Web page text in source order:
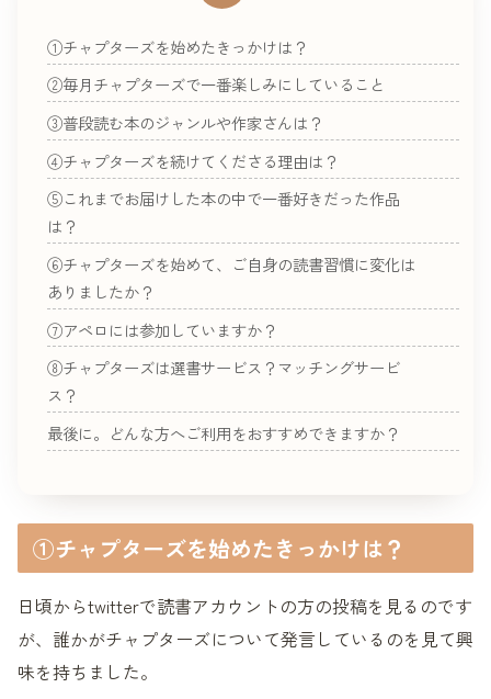
①チャプターズを始めたきっかけは？
②毎月チャプターズで一番楽しみにしていること
③普段読む本のジャンルや作家さんは？
④チャプターズを続けてくださる理由は？
⑤これまでお届けした本の中で一番好きだった作品
は？
⑥チャプターズを始めて、ご自身の読書習慣に変化は
ありましたか？
⑦アペロには参加していますか？
⑧チャプターズは選書サービス？マッチングサービ
ス？
最後に。どんな方へご利用をおすすめできますか？
①チャプターズを始めたきっかけは？
日頃からtwitterで読書アカウントの方の投稿を見るのです
が、誰かがチャプターズについて発言しているのを見て興
味を持ちました。